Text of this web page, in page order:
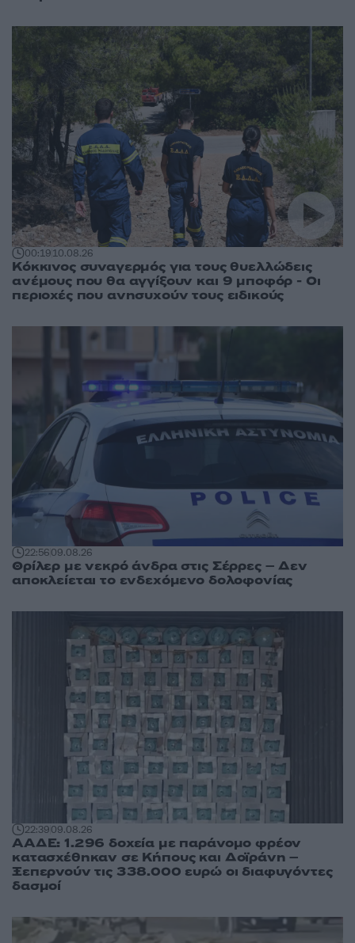
00:1910.08.26
Κόκκινος συναγερμός για τους θυελλώδεις
ανέμους που θα αγγίξουν και 9 μποφόρ - Οι
περιοχές που ανησυχούν τους ειδικούς
22:5609.08.26
Θρίλερ με νεκρό άνδρα στις Σέρρες – Δεν
αποκλείεται το ενδεχόμενο δολοφονίας
22:3909.08.26
ΑΑΔΕ: 1.296 δοχεία με παράνομο φρέον
κατασχέθηκαν σε Κήπους και Δοϊράνη –
Ξεπερνούν τις 338.000 ευρώ οι διαφυγόντες
δασμοί